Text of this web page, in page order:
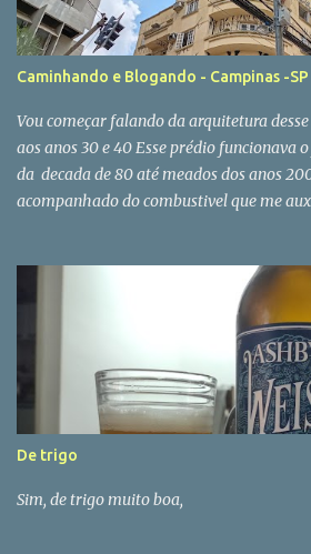
Caminhando e Blogando - Campinas -
Vou começar falando da arquitetura
aos anos 30 e 40 Esse prédio funcionava
da decada de 80 até meados dos anos
acompanhado do combustivel que me
sentado na cadeira do Facca Bar Detalhe
bom um dia acaba E hora de sair, ja é
Gilmar, no canto esquerdo de camisa
essa ultima bela e gelada tulipa de
De trigo
Sim, de trigo muito boa,